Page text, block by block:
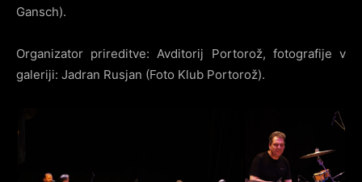
Gansch).
Organizator prireditve: Avditorij Portorož, fotografije v
galeriji: Jadran Rusjan (Foto Klub Portorož).